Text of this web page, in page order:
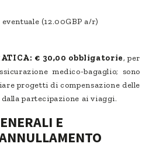
(12.00GBP a/r)
€ 30,00 obbligatorie, per
medico-bagaglio; sono
progetti di compensazione delle
partecipazione ai viaggi.
E